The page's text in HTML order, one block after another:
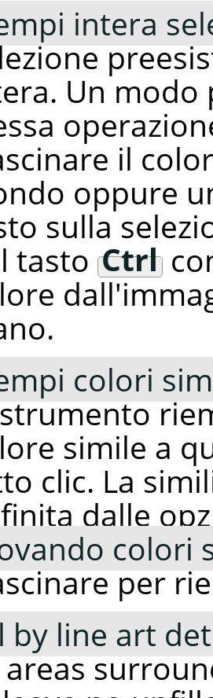
intera
Un modo
il
oppure
sulla
tasto Ctrl
colori
simile a
clic. La
dalle
colori
per
by line art